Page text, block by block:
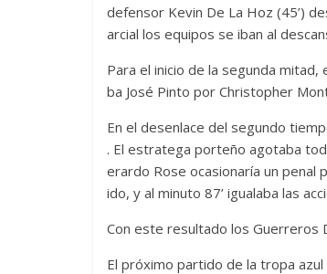
defensor Kevin De La Hoz (45’)
arcial los equipos se iban al
Para el inicio de la segunda
ba José Pinto por Christopher
En el desenlace del segundo
. El estratega porteño agotaba
erardo Rose ocasionaría un penal
ido, y al minuto 87’ igualaba las
Con este resultado los Guerreros
El próximo partido de la tropa